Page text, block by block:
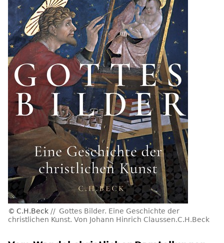
C.H.Beck
Gottes Bilder. Eine Geschichte der
christlichen Kunst. Von Johann Hinrich Claussen.C.H.Beck